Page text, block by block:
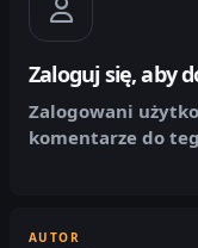
Zaloguj się, aby
Zalogowani
komentarze do
AUTOR